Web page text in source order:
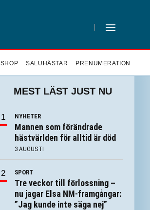
SHOP SALUHÄSTAR PRENUMERATION
MEST LÄST JUST NU
NYHETER
Mannen som förändrade
hästvärlden för alltid är död
3 AUGUSTI
SPORT
Tre veckor till förlossning –
nu jagar Elsa NM-framgångar:
”Jag kunde inte säga nej”